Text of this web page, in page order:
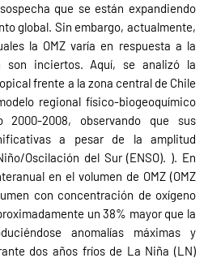
que se están expandiendo
global. Sin embargo, actualmente,
la OMZ varía en respuesta a la
son inciertos. Aquí, se analizó la
frente a la zona central de Chile
regional físico-biogeoquímico
2000-2008, observando que sus
a pesar de la amplitud
Oscilación del Sur (ENSO). ). En
en el volumen de OMZ (OMZ
con concentración de oxígeno
un 38% mayor que la
anomalías máximas y
dos años fríos de La Niña (LN)